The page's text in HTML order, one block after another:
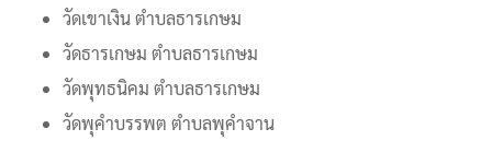
วัดเขาเงิน ตำบลธารเกษม
วัดธารเกษม ตำบลธารเกษม
วัดพุทธนิคม ตำบลธารเกษม
วัดพุคำบรรพต ตำบลพุคำจาน